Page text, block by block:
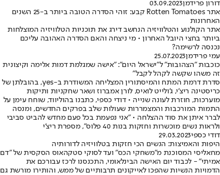
דורון פרידמן03.09.2023
אתר Rotten Tomatoes קבע: זוהי הסדרה הטובה ביותר ב-25 השנים
האחרונות
אתר הקולנוע והטלוויזיה הנחשב דירג את תוכניות הטלוויזיה המוצלחות
ביותר בחצי היובל האחרון • מי ניצחה והאם הסדרה האהובה עליכם
נכנסה לרשימה?
עמי פרידמן25.07.2023
כוכבות "הצהובות" ל"ישראל היום": "אישה שמגלמת דמות אלימה וקיצונית
זה משהו שקשה לקהל לקבל"
סדרת דרמת המתח והמיסתורין המצליחה המשודרת ב-yes, בהובלתן של
כריסטינה ריצ'י, ג'ולייט לואיס, לורן אמברוז ושאר שחקניות ותיקות
מוערכות, חוזרת לעונה שנייה • דודי כספי, כתבנו בהוליווד, שוחח עימן על
התמות המורכבות והמצמררות שעולות שלב בפרקים החדשים, ומנסה
לברר איתן את סוד ההצלחה • "אני נפעמת בכל פעם מחדש להביט סביבי
ולראות נשים מוכשרות וחזקות בנות 40 פלוס", מספרת ריצ'י
דודי כספי29.03.2023
היפות והאמיצות: הנשים הכי חזקות בטלוויזיה לדורותיה
מחאליסי המסוכנת מ"משחקי הכס" ועד לסוקי סטקהאוס הסקסית של "דם
אמיתי" - לכבוד יום האישה הבינלאומי, התכנסנו לרכז עבורכם את
הדמויות הנשיות שהפכו לאייקונים תרבותיים של ממש, והותירו מורשת גם